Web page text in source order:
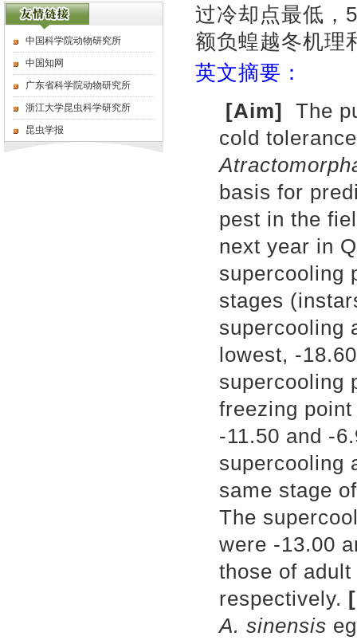
中国科学院动物研究所
中国知网
广东省科学院动物研究所
浙江大学昆虫科学研究所
昆虫学报
过冷却点最低，
额负蝗越冬机理
英文摘要：
[Aim] The
cold
basis for
pest in the
next year in
supercooling
stages
supercooling
lowest, -
supercooling
freezing
-11.50 and -
supercooling
same stage
The
were -13.00
those of
respectively.
A. sinensis